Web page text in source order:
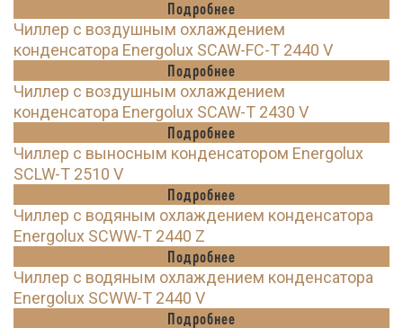
Подробнее
Чиллер с воздушным охлаждением
конденсатора Energolux SCAW-FC-T 2440 V
Подробнее
Чиллер с воздушным охлаждением
конденсатора Energolux SCAW-T 2430 V
Подробнее
Чиллер с выносным конденсатором Energolux
SCLW-T 2510 V
Подробнее
Чиллер с водяным охлаждением конденсатора
Energolux SCWW-T 2440 Z
Подробнее
Чиллер с водяным охлаждением конденсатора
Energolux SCWW-T 2440 V
Подробнее